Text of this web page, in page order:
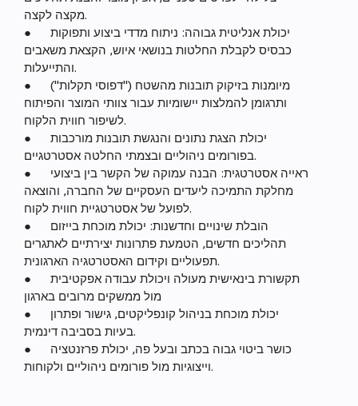
מקצה לקצה.
● יכולת אנליטית גבוהה: ניתוח מדדי ביצוע ותפוקות
כבסיס לקבלת החלטות בנושאי איוש, הקצאת משאבים
והתייעלות.
● מיומנות בזיקוק תובנות מהשטח ("דפוסי תקלות")
ותרגומן להמלצות יישומיות עבור צוותי המוצר והפיתוח
לשיפור חווית הלקוח.
● יכולת הצגת נתונים והנגשת תובנות מורכבות
בפורומים ניהוליים ובצמתי החלטה אסטרטגיים.
● ראייה אסטרטגית: הבנה עמוקה של הקשר בין ביצועי
מחלקת התמיכה ליעדים העסקיים של החברה, והוצאה
לפועל של אסטרטגיית חווית לקוח.
● הובלת שינויים וחדשנות: יכולת מוכחת בייזום
תהליכים חדשים, הטמעת פתרונות יצירתיים לאתגרים
תפעוליים וקידום האסטרטגיה הארגונית.
● תקשורת בינאישית מעולה ויכולת עבודה אפקטיבית
מול ממשקים מרובים בארגון
● יכולת מוכחת בניהול קונפליקטים, גישור ופתרון
בעיות בסביבה דינמית.
● כושר ביטוי גבוה בכתב ובעל פה, יכולת פרזנטציה
וייצוגיות מול פורומים ניהוליים ולקוחות.